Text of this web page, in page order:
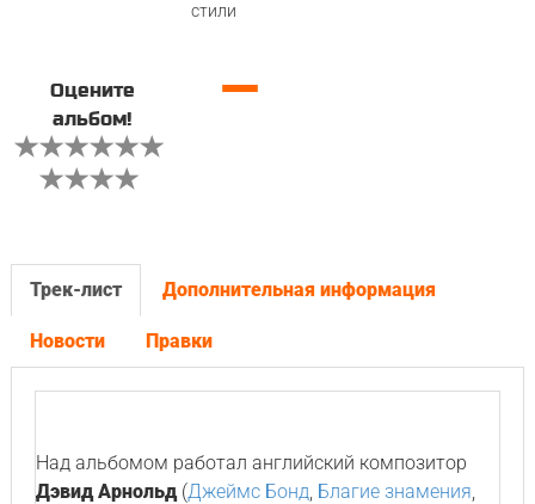
стили
Оцените
альбом!
—
Трек-лист Дополнительная информация
Новости Правки
Над альбомом работал английский композитор
Дэвид Арнольд(Джеймс Бонд, Благие знамения,